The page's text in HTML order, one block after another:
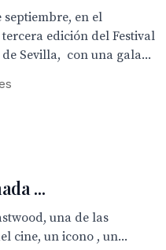
septiembre, en el
edición del Festival
Sevilla, con una gala...
...
una de las
cine, un icono , un...